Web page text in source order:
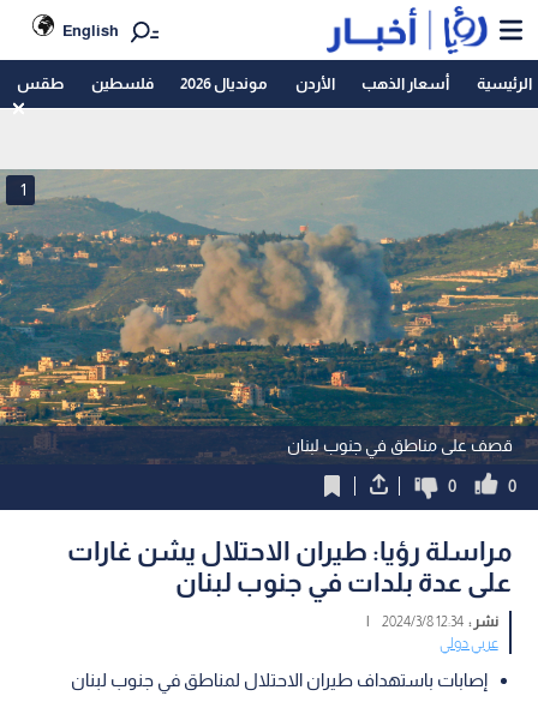
English
الرئيسية أسعار الذهب الأردن مونديال 2026 فلسطين طقس
قصف على مناطق في جنوب لبنان
1
0
0
مراسلة رؤيا: طيران الاحتلال يشن غارات
على عدة بلدات في جنوب لبنان
نشر :12:34 2024/3/8
|
عربي دولي
إصابات باستهداف طيران الاحتلال لمناطق في جنوب لبنان